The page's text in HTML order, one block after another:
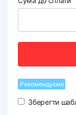
Рекомендуємо
Зберегти